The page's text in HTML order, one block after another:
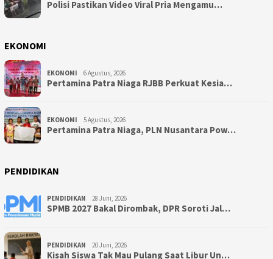
Polisi Pastikan Video Viral Pria Mengamu…
EKONOMI
EKONOMI 6 Agustus, 2026
Pertamina Patra Niaga RJBB Perkuat Kesia…
EKONOMI 5 Agustus, 2026
Pertamina Patra Niaga, PLN Nusantara Pow…
PENDIDIKAN
PENDIDIKAN 28 Juni, 2026
SPMB 2027 Bakal Dirombak, DPR Soroti Jal…
PENDIDIKAN 20 Juni, 2026
Kisah Siswa Tak Mau Pulang Saat Libur Un…